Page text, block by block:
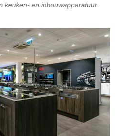
keuken- en inbouwapparatuur